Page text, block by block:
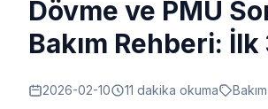
Dövme ve PMU
Bakım Rehberi:
2026-02-10 11 dakika okuma